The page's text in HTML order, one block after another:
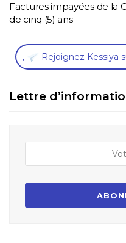
Factures impayées de la
de cinq (5) ans
, Rejoignez Kessiya
Lettre